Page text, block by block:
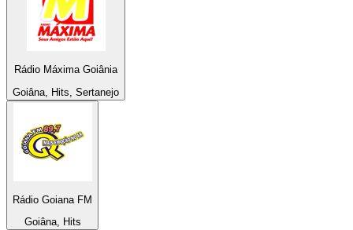
Rádio Máxima Goiânia
Goiâna, Hits, Sertanejo
Rádio Goiana FM
Goiâna, Hits